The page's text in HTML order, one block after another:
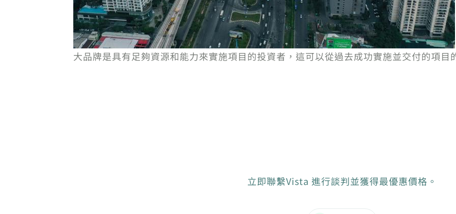
大品牌是具有足夠資源和能力來實施項目的投資者，這可以從過去成功實施並交付的項目
立即聯繫Vista 進行談判並獲得最優惠價格。